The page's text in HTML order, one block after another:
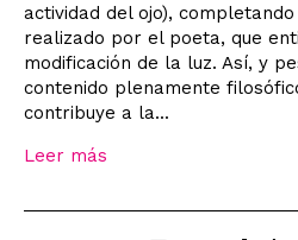
actividad del ojo),
realizado por el poeta, que
modificación de la luz. Así, y
contenido plenamente
contribuye a la...
Leer más